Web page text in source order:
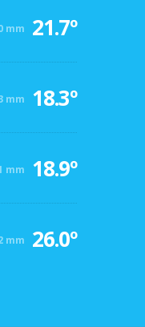
mm 21.7º
mm 18.3º
mm 18.9º
mm 26.0º